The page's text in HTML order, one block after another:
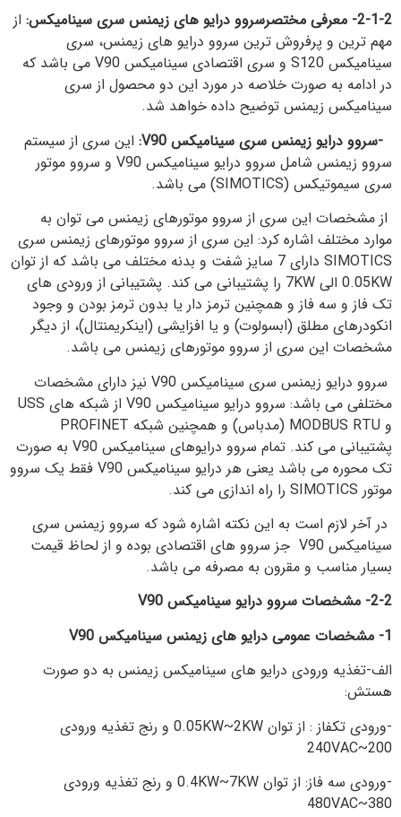
2-1-2- معرفی مختصرسروو درایو های زیمنس سری سینامیکس:
از
مهم ترین و پرفروش ترین سروو درایو های زیمنس، سری
سینامیکس S120 و سری اقتصادی سینامیکس V90 می باشد که
در ادامه به صورت خلاصه در مورد این دو محصول از سری
سینامیکس زیمنس توضیح داده خواهد شد.
-سروو درایو زیمنس سری سینامیکس V90
: این سری از سیستم
سروو زیمنس شامل سروو درایو سینامیکس V90 و سروو موتور
سری سیموتیکس (SIMOTICS) می باشد.
از مشخصات این سری از سروو موتورهای زیمنس می توان به
موارد مختلف اشاره کرد: این سری از سروو موتورهای زیمنس سری
SIMOTICS دارای 7 سایز شفت و بدنه مختلف می باشد که از توان
0.05KW الی 7KW را پشتیبانی می کند. پشتیبانی از ورودی های
تک فاز و سه فاز و همچنین ترمز دار یا بدون ترمز بودن و وجود
انکودرهای مطلق (ابسولوت) و یا افزایشی (اینکریمنتال)، از دیگر
مشخصات این سری از سروو موتورهای زیمنس می باشد.
سروو درایو زیمنس سری سینامیکس V90 نیز دارای مشخصات
مختلفی می باشد: سروو درایو سینامیکس V90 از شبکه های USS
و MODBUS RTU (مدباس) و همچنین شبکه PROFINET
پشتیبانی می کند. تمام سروو درایوهای سینامیکس V90 به صورت
تک محوره می باشد یعنی هر درایو سینامیکس V90 فقط یک سروو
موتور SIMOTICS را راه اندازی می کند.
در آخر لازم است به این نکته اشاره شود که سروو زیمنس سری
سینامیکس V90 جز سروو های اقتصادی بوده و از لحاظ قیمت
بسیار مناسب و مقرون به مصرفه می باشد.
2-2- مشخصات سروو درایو سینامیکس
V90
1- مشخصات عمومی درایو های زیمنس سینامیکس
V90
الف-تغذیه ورودی درایو های سینامیکس زیمنس به دو صورت
هستش:
-ورودی تکفاز : از توان 0.05KW~2KW و رنج تغذیه ورودی
200~240VAC
-ورودی سه فاز: از توان 0.4KW~7KW و رنج تغذیه ورودی
380~480VAC